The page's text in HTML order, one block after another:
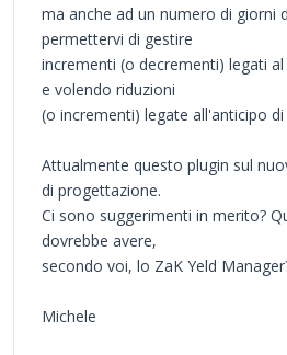
ma anche ad un numero di giorni
permettervi di gestire
incrementi (o decrementi) legati
e volendo riduzioni
(o incrementi) legate all'anticipo
Attualmente questo plugin sul
di progettazione.
Ci sono suggerimenti in merito?
dovrebbe avere,
secondo voi, lo ZaK Yeld
Michele